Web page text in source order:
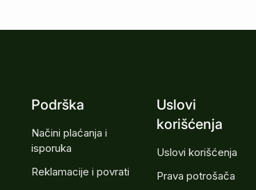
Podrška
Načini plaćanja i
isporuka
Reklamacije i povrati
Uslovi
korišćenja
Uslovi korišćenja
Prava potrošača